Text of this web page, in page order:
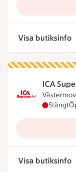
Visa butiksinfo
ICA
ICAStängt
Visa butiksinfo